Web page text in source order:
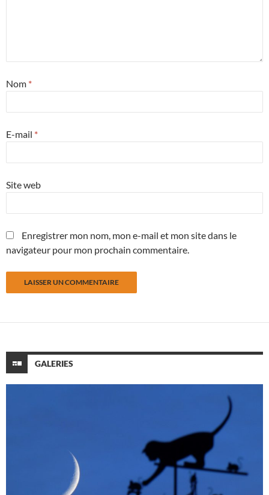
Nom *
E-mail *
Site web
Enregistrer mon nom, mon e-mail et mon site dans le
navigateur pour mon prochain commentaire.
GALERIES